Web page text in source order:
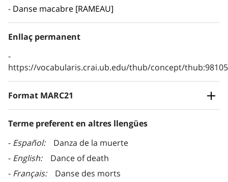
Danse macabre [RAMEAU]
Enllaç permanent
https://vocabularis.crai.ub.edu/thub/concept/
Format MARC21
Terme preferent en altres llengües
Español
Danza de la muerte
English
Dance of death
Français
Danse des morts